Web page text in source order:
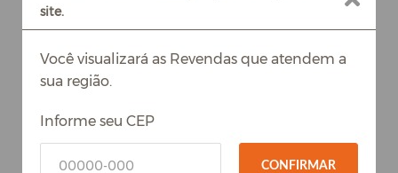
Você visualizará as Revendas que atendem a
sua região.
Informe seu CEP
CONFIRMAR
site.